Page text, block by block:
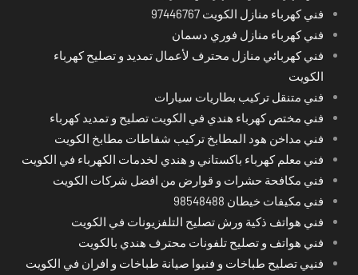
فني كهرباء منازل الكويت 97446767
فني كهرباء منازل فوري دسمان
فني كهربائي منازل محترف لأعمال تمديد و تصليح كهرباء
الكويت
فني متنقل تركيب بطاريات سيارات
فني مختص كهرباء هندي في الكويت تصليح و تمديد كهرباء
فني مداخن هود المطابخ تركيب شفاطات مطابخ الكويت
فني معلم كهرباء باكستاني و هندي لخدمات الكهرباء في الكويت
فني مكافحة حشرات و قوارض من افضل شركات الكويت
فني مكيفات خيطان 98548488
فني هواتف ذكية ورش تصليح التلفزيونات في الكويت
فني هواتف و تصليح تلفونات محترف هندي بالكويت
فنيي تصليح طباخات و فنيوا صيانة طباخات و افران في الكويت